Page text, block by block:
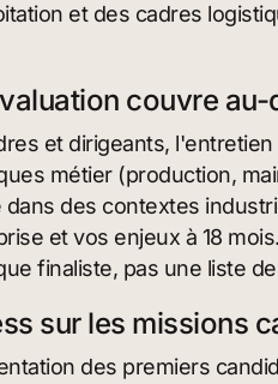
et des cadres
couvre au-
et dirigeants,
métier (production,
dans des contextes
et vos enjeux à 18
finaliste, pas une liste de
sur les missions
des premiers